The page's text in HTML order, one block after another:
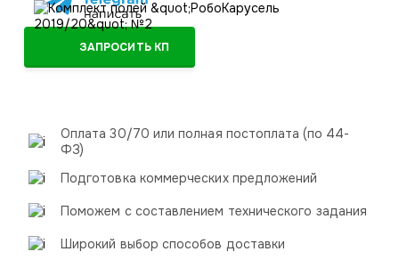
ЗАПРОСИТЬ КП
Оплата 30/70 или полная постоплата (по 44-
ФЗ)
Подготовка коммерческих предложений
Поможем с составлением технического задания
Широкий выбор способов доставки